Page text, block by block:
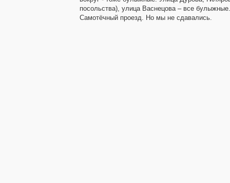
посольства), улица Васнецова – все
Самотёчный проезд. Но мы не сдавались.